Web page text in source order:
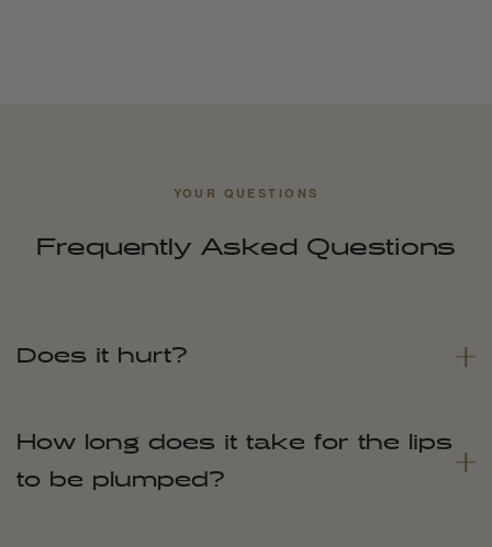
YOUR QUESTIONS
Frequently Asked Questions
Does it hurt?
How long does it take for the lips
to be plumped?